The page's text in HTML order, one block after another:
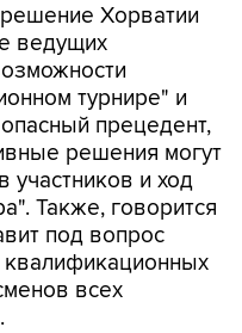
Хорватии
ведущих
турнире" и
прецедент,
решения могут
участников и ход
Также, говорится
под вопрос
квалификационных
всех